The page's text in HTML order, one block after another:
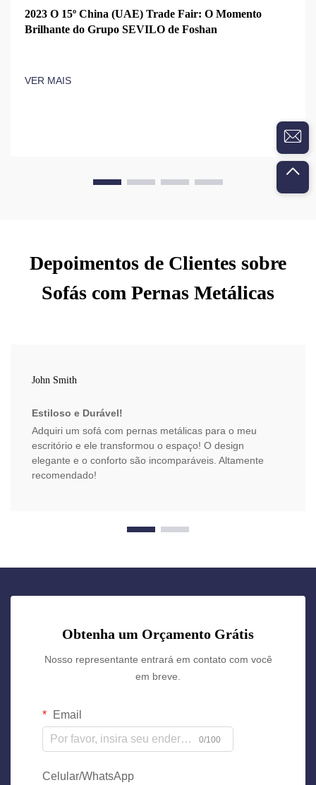
2023 O 15º China (UAE) Trade Fair: O Momento
Brilhante do Grupo SEVILO de Foshan
VER MAIS
Depoimentos de Clientes sobre
Sofás com Pernas Metálicas
John Smith
Estiloso e Durável!
Adquiri um sofá com pernas metálicas para o meu
escritório e ele transformou o espaço! O design
elegante e o conforto são incomparáveis. Altamente
recomendado!
Obtenha um Orçamento Grátis
Nosso representante entrará em contato com você
em breve.
Email
0/100
Celular/WhatsApp